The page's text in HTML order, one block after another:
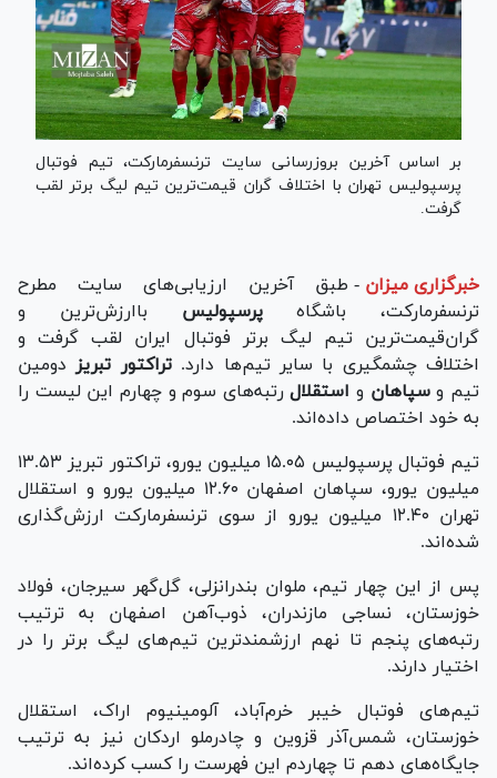
بر اساس آخرین بروزرسانی سایت ترنسفرمارکت، تیم فوتبال
پرسپولیس تهران با اختلاف گران قیمت‌ترین تیم لیگ برتر لقب
گرفت.
خبرگزاری میزان - طبق آخرین ارزیابی‌های سایت مطرح
ترنسفرمارکت، باشگاهپرسپولیس باارزش‌ترین و
گران‌قیمت‌ترین تیم لیگ برتر فوتبال ایران لقب گرفت و
اختلاف چشمگیری با سایر تیم‌ها دارد.تراکتور تبریز دومین
تیم وسپاهان و استقلال رتبه‌های سوم و چهارم این لیست را
به خود اختصاص داده‌اند.
تیم فوتبال پرسپولیس ۱۵.۰۵ میلیون یورو، تراکتور تبریز ۱۳.۵۳
میلیون یورو، سپاهان اصفهان ۱۲.۶۰ میلیون یورو و استقلال
تهران ۱۲.۴۰ میلیون یورو از سوی ترنسفرمارکت ارزش‌گذاری
شده‌اند.
پس از این چهار تیم، ملوان بندرانزلی، گل‌گهر سیرجان، فولاد
خوزستان، نساجی مازندران، ذوب‌آهن اصفهان به ترتیب
رتبه‌های پنجم تا نهم ارزشمندترین تیم‌های لیگ برتر را در
اختیار دارند.
تیم‌های فوتبال خیبر خرم‌آباد، آلومینیوم اراک، استقلال
خوزستان، شمس‌آذر قزوین و چادرملو اردکان نیز به ترتیب
جایگاه‌های دهم تا چهاردم این فهرست را کسب کرده‌اند.